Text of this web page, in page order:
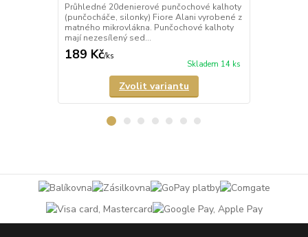
Průhledné 20denierové punčochové kalhoty
(punčocháče, silonky) Fiore Alani vyrobené z
matného mikrovlákna. Punčochové kalhoty
mají nezesílený sed...
189 Kč/ks
Skladem 14 ks
Zvolit variantu